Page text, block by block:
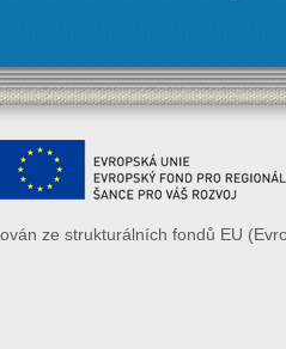
ze strukturálních fondů EU